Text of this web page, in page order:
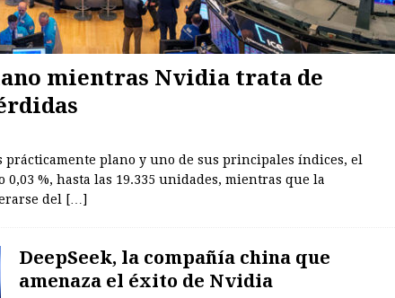
mientras Nvidia trata de
prácticamente plano y uno de sus principales índices, el
%, hasta las 19.335 unidades, mientras que la
del
[…]
DeepSeek, la compañía china que
amenaza el éxito de Nvidia